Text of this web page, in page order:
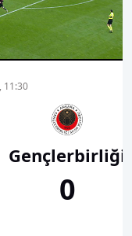
00:00
11:30
Gençlerbirliği
0